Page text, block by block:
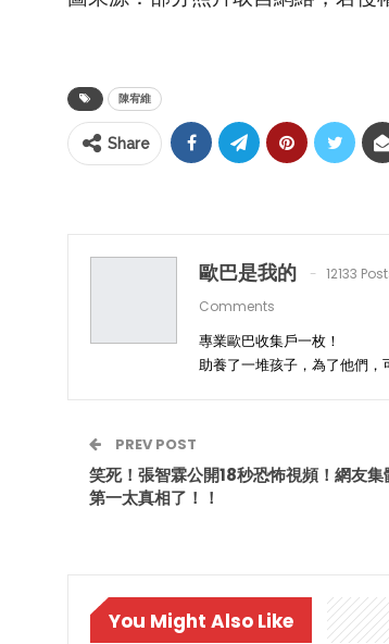
陳宥維
Share
歐巴是我的 12133
Comments
專業歐巴收集戶一枚！
助養了一堆孩子，為了他們，
PREV POST
笑死！張智霖公開18秒恐怖視頻！網友
第一太真相了！！
You Might Also Like